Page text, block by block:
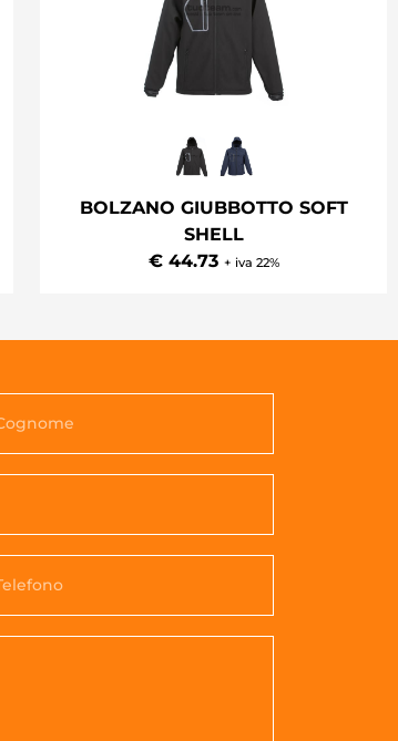
BOLZANO GIUBBOTTO SOFT
SHELL
€ 44.73 + iva 22%